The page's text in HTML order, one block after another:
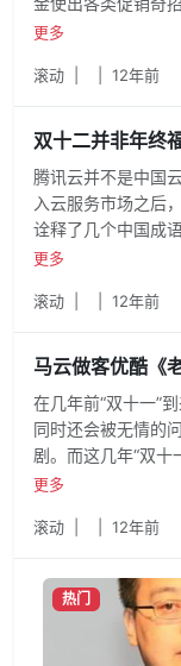
现，“双12”或成鸡肋
更多
滚动 12年前
双十二并非年终
腾讯云并不是中国
入云服务市场之后
诠释了几个中国成
等溢美之词屡屡见
更多
滚动 12年前
马云做客优酷《
在几年前“双十一”
同时还会被无情的
剧。而这几年“双十
家见面一定会问上
更多
滚动 12年前
热门